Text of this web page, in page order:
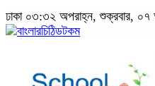
ঢাকা ০৩:৩২ অপরাহ্ন, শুক্রবার, ০৭